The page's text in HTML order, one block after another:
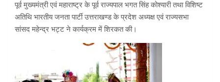
पूर्व मुख्यमंत्री एवं महाराष्ट्र के पूर्व राज्यपाल भगत सिंह कोश्यारी तथा विशिष्ट
अतिथि भारतीय जनता पार्टी उत्तराखण्ड के प्रदेश अध्यक्ष एवं राज्यसभा
सांसद महेन्द्र भट्ट ने कार्यक्रम में शिरकत की।